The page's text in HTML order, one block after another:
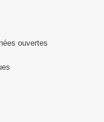
ouvertes